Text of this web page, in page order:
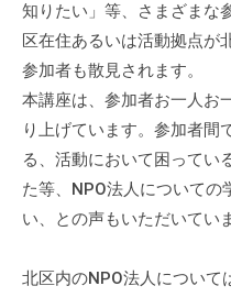
知りたい」等、さまざまな
区在住あるいは活動拠点が
参加者も散見されます。
本講座は、参加者お一人お
り上げています。参加者間
る、活動において困ってい
た等、NPO法人についての
い、との声もいただいてい
北区内のNPO法人について